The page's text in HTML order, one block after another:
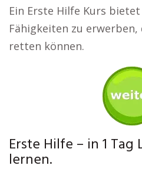
Ein Erste Hilfe Kurs
Fähigkeiten zu
retten können.
Erste Hilfe – in 1
lernen.